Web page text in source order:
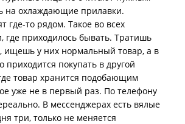
на охлаждающие прилавки.
где-то рядом. Такое во всех
где приходилось бывать. Тратишь
ищешь у них нормальный товар, а в
приходится покупать в другой
товар хранится подобающим
уже не в первый раз. По телефону
В мессенджерах есть вялые
три, только не меняется